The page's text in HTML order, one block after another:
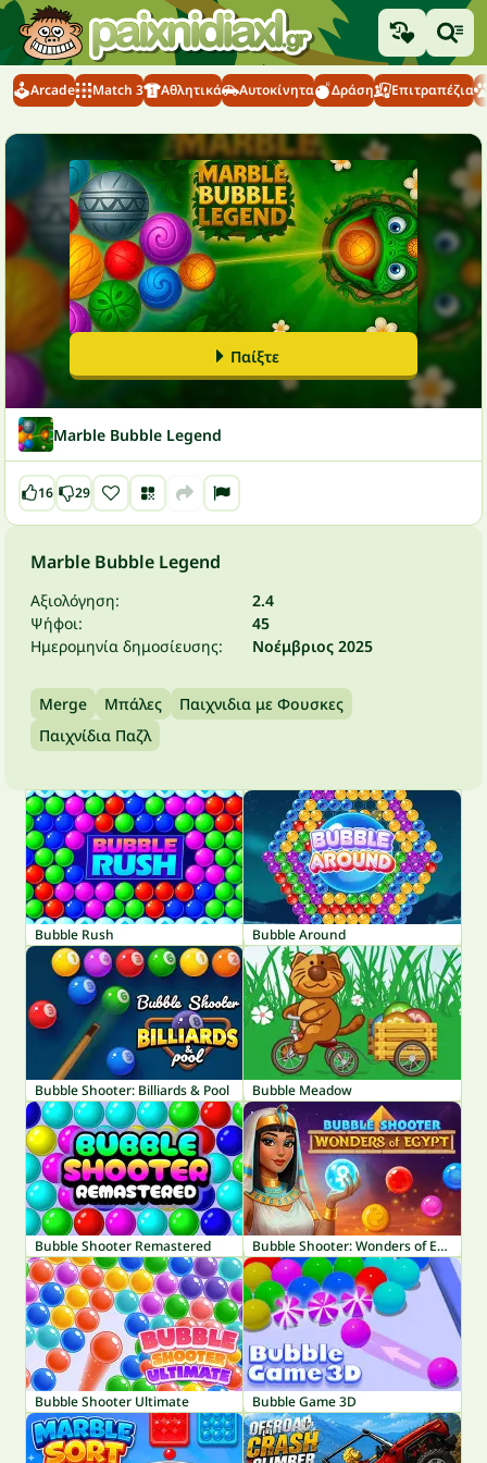
Arcade Match 3 Αθλητικά Αυτοκίνητα Δράση Επιτραπέζια
Παίξτε
Marble Bubble Legend
16 29
Marble Bubble Legend
Αξιολόγηση:
2.4
Ψήφοι:
45
Ημερομηνία δημοσίευσης:
Νοέμβριος 2025
Merge Μπάλες
Παιχνιδια με Φουσκες
Παιχνίδια Παζλ
Bubble Rush Bubble Around
Bubble Shooter: Billiards & Pool Bubble Meadow
Bubble Shooter Remastered Bubble Shooter: Wonders of Egypt
Bubble Shooter Ultimate Bubble Game 3D